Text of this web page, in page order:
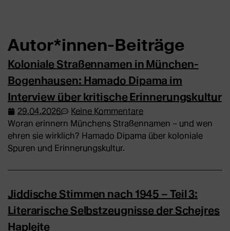
Autor*innen-Beiträge
Koloniale Straßennamen in München-
Bogenhausen: Hamado Dipama im
Interview über kritische Erinnerungskultur
29.04.2026
Keine Kommentare
Woran erinnern Münchens Straßennamen – und wen
ehren sie wirklich? Hamado Dipama über koloniale
Spuren und Erinnerungskultur.
Jiddische Stimmen nach 1945 – Teil 3:
Literarische Selbstzeugnisse der Schejres
Haplejte